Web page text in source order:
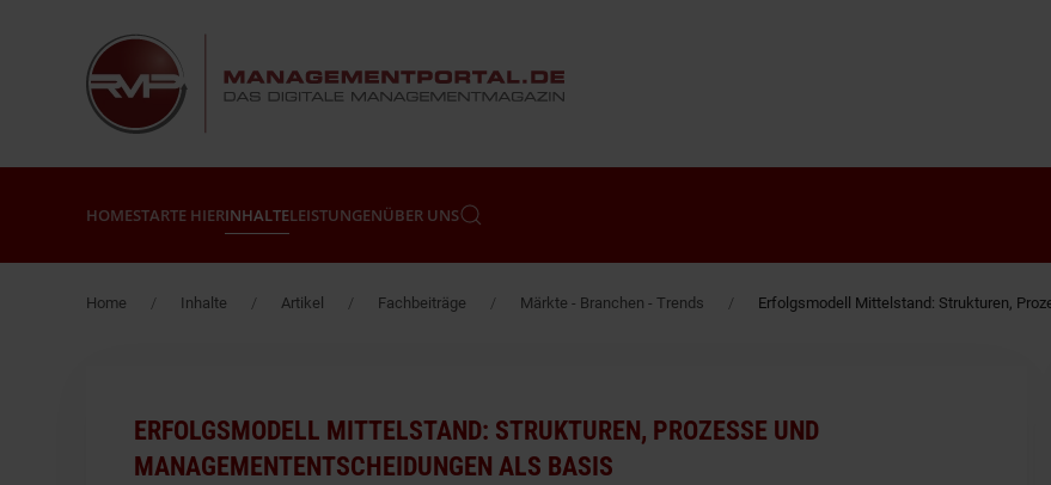
Zum Hauptinhalt springen
HOMESTARTE HIERINHALTELEISTUNGENÜBER UNS
Home Inhalte Artikel Fachbeiträge Märkte - Branchen - Trends Erfolgsmodell Mittelstand: Strukturen,
ERFOLGSMODELL MITTELSTAND: STRUKTUREN, PROZESSE UND
MANAGEMENTENTSCHEIDUNGEN ALS BASIS